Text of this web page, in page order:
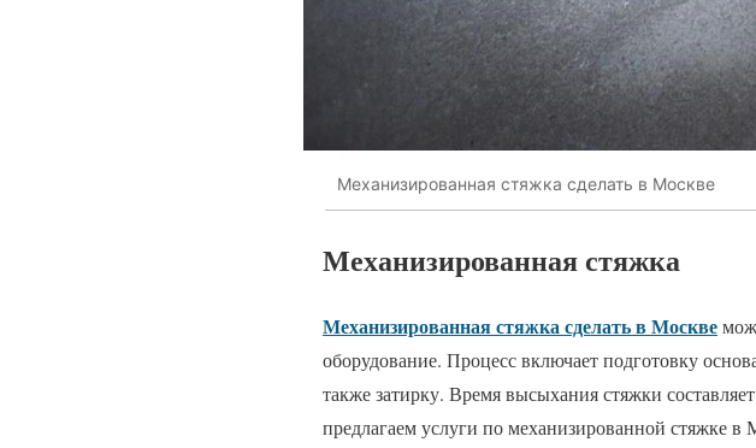
Механизированная стяжка сделать в Москве
Механизированная стяжка
Механизированная стяжка сделать в Москве
оборудование. Процесс включает подготовку
также затирку. Время высыхания стяжки
предлагаем услуги по механизированной стяжке в